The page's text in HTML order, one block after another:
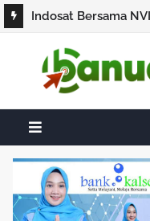
Indosat Bersama
Terbesar di Asia